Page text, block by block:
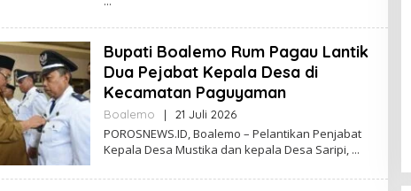
O
N
E
Bupati Boalemo Rum Pagau Lantik
Dua Pejabat Kepala Desa di
Kecamatan Paguyaman
Boalemo | 21 Juli 2026O
E
H
POROSNEWS.ID, Boalemo – Pelantikan Penjabat
Kepala Desa Mustika dan kepala Desa Saripi,